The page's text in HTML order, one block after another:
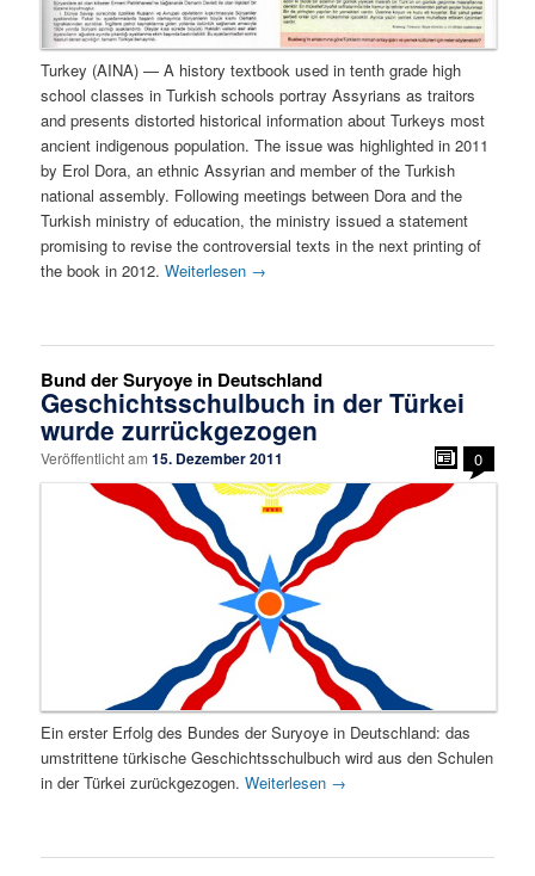
Turkey (AINA) — A history textbook used in tenth grade high
school classes in Turkish schools portray Assyrians as traitors
and presents distorted historical information about Turkeys most
ancient indigenous population. The issue was highlighted in 2011
by Erol Dora, an ethnic Assyrian and member of the Turkish
national assembly. Following meetings between Dora and the
Turkish ministry of education, the ministry issued a statement
promising to revise the controversial texts in the next printing of
the book in 2012.Weiterlesen →
Bund der Suryoye in Deutschland
Geschichtsschulbuch in der Türkei
wurde zurrückgezogen
Veröffentlicht am15. Dezember 2011 0
Ein erster Erfolg des Bundes der Suryoye in Deutschland: das
umstrittene türkische Geschichtsschulbuch wird aus den Schulen
in der Türkei zurückgezogen.Weiterlesen →